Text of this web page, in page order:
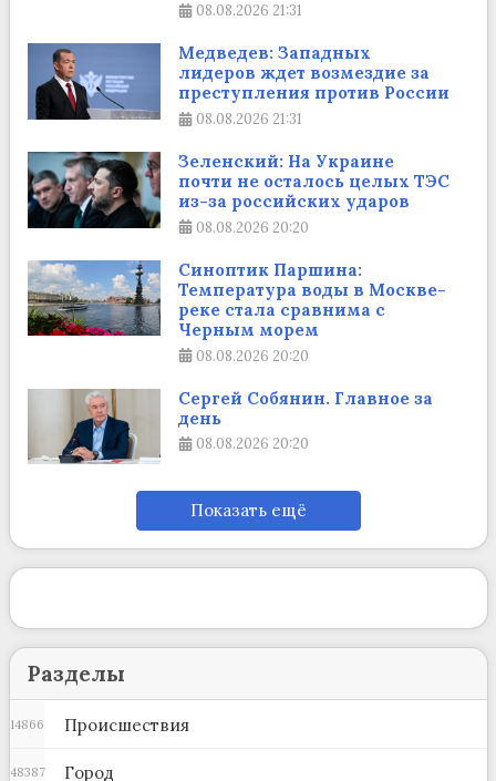
08.08.2026 21:31
Медведев: Западных
лидеров ждет возмездие за
преступления против России
08.08.2026 21:31
Зеленский: На Украине
почти не осталось целых ТЭС
из-за российских ударов
08.08.2026 20:20
Синоптик Паршина:
Температура воды в Москве-
реке стала сравнима с
Черным морем
08.08.2026 20:20
Сергей Собянин. Главное за
день
08.08.2026 20:20
Показать ещё
Разделы
Происшествия
14866
Город
48387